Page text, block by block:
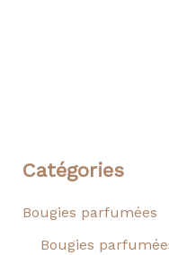
Catégories
Bougies parfumées
Bougies